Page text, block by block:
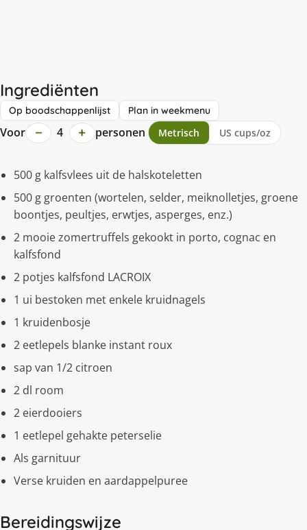
Ingrediënten
Op boodschappenlijst Plan in weekmenu
Voor − 4 + personen Metrisch US cups/oz
500 g kalfsvlees uit de halskoteletten
500 g groenten (wortelen, selder, meiknolletjes, groene
boontjes, peultjes, erwtjes, asperges, enz.)
2 mooie zomertruffels gekookt in porto, cognac en
kalfsfond
2 potjes kalfsfond LACROIX
1 ui bestoken met enkele kruidnagels
1 kruidenbosje
2 eetlepels blanke instant roux
sap van 1/2 citroen
2 dl room
2 eierdooiers
1 eetlepel gehakte peterselie
Als garnituur
Verse kruiden en aardappelpuree
Bereidingswijze